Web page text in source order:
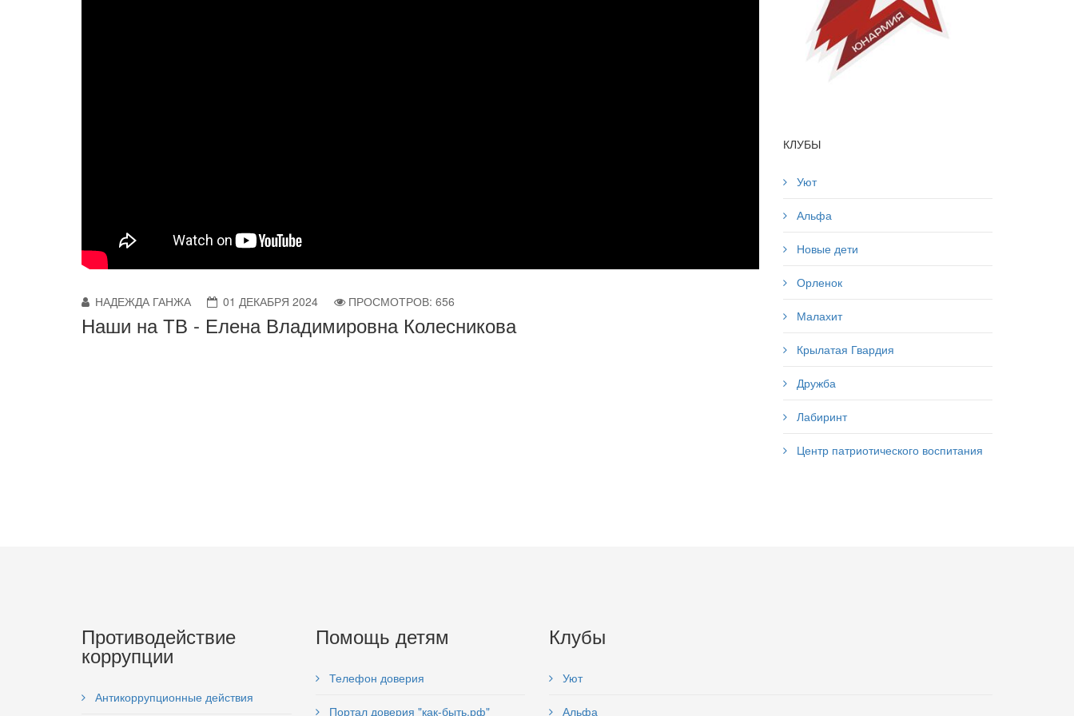
НАДЕЖДА ГАНЖА 01 ДЕКАБРЯ 2024 ПРОСМОТРОВ: 656
Наши на ТВ - Елена Владимировна Колесникова
КЛУБЫ
Уют
Альфа
Новые дети
Орленок
Малахит
Крылатая Гвардия
Дружба
Лабиринт
Центр патриотического воспитания
Противодействие
коррупции
Антикоррупционные действия
Помощь детям
Телефон доверия
Портал доверия "как-быть.рф"
Клубы
Уют
Альфа